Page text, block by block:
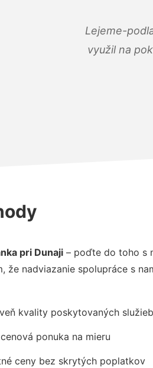
Lejeme-
využil na
pri Dunaji – poďte do toho s
že nadviazanie spolupráce s
kvality poskytovaných služieb
ponuka na mieru
ceny bez skrytých poplatkov